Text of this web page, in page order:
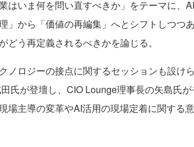
はいま何を問い直すべきか」をテーマに、
」から「価値の再編集」へとシフトしつつ
どう再定義されるべきかを論じる。
ノロジーの接点に関するセッションも設け
氏が登壇し、CIO Lounge理事長の矢島氏
場主導の変革やAI活用の現場定着に関する